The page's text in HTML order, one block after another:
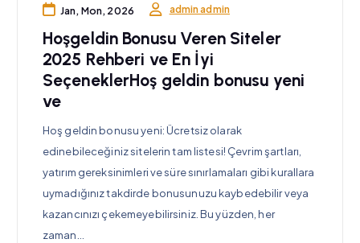
Jan, Mon, 2026 admin admin
Hoşgeldin Bonusu Veren Siteler
2025 Rehberi ve En İyi
SeçeneklerHoş geldin bonusu yeni
ve
Hoş geldin bonusu yeni: Ücretsiz olarak
edinebileceğiniz sitelerin tam listesi! Çevrim şartları,
yatırım gereksinimleri ve süre sınırlamaları gibi kurallara
uymadığınız takdirde bonusunuzu kaybedebilir veya
kazancınızı çekemeyebilirsiniz. Bu yüzden, her
zaman…